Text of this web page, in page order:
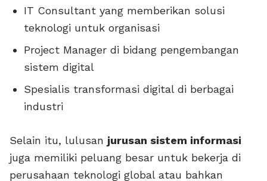
IT Consultant yang memberikan solusi
teknologi untuk organisasi
Project Manager di bidang pengembangan
sistem digital
Spesialis transformasi digital di berbagai
industri
Selain itu, lulusan jurusan sistem informasi
juga memiliki peluang besar untuk bekerja di
perusahaan teknologi global atau bahkan